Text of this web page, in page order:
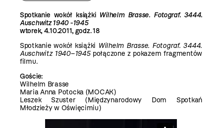
Spotkanie wokół książki Wilhelm Brasse. Fotograf. 3444.
Auschwitz 1940 -1945
wtorek, 4.10.2011, godz. 18
Spotkanie wokół książki Wilhelm Brasse. Fotograf. 3444.
Auschwitz 1940–1945połączone z pokazem fragmentów
filmu.
Goście:
Wilhelm Brasse
Maria Anna Potocka (MOCAK)
Leszek Szuster (Międzynarodowy Dom Spotkań
Młodzieży w Oświęcimiu)